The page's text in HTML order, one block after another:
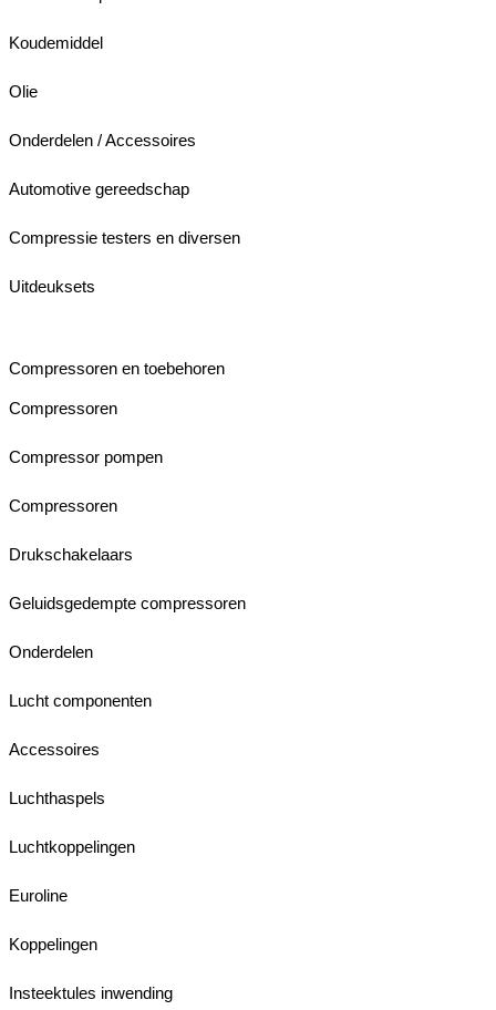
Koudemiddel
Olie
Onderdelen / Accessoires
Automotive gereedschap
Compressie testers en diversen
Uitdeuksets
Compressoren en toebehoren
Compressoren
Compressor pompen
Compressoren
Drukschakelaars
Geluidsgedempte compressoren
Onderdelen
Lucht componenten
Accessoires
Luchthaspels
Luchtkoppelingen
Euroline
Koppelingen
Insteektules inwending